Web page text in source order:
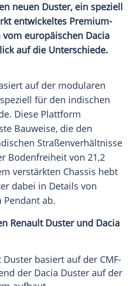
neuen Duster, ein speziell
entwickeltes Premium-
vom europäischen Dacia
auf die Unterschiede.
auf der modularen
für den indischen
Diese Plattform
Bauweise, die den
Straßenverhältnisse
Bodenfreiheit von 21,2
verstärkten Chassis hebt
dabei in Details von
Pendant ab.
Renault Duster und Dacia
basiert auf der CMF-
der Dacia Duster auf der